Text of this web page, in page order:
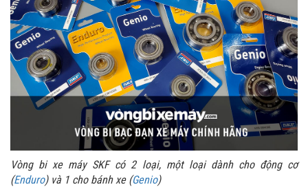
Vòng bi xe máy SKF có 2 loại, một loại dành cho động cơ
(Enduro) và 1 cho bánh xe (Genio)